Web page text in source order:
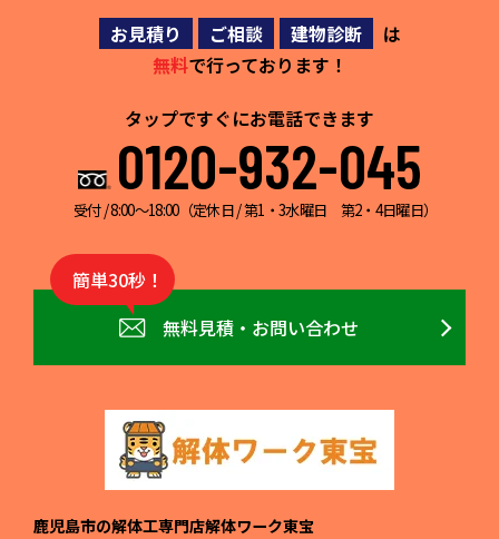
お見積り ご相談 建物診断
は
無料で行っております！
タップですぐにお電話できます
0120-932-045
受付 / 8:00～18:00（定休日 / 第1・3水曜日 第2・4日曜日）
簡単30秒！
無料見積・お問い合わせ
鹿児島市の解体工専門店解体ワーク東宝